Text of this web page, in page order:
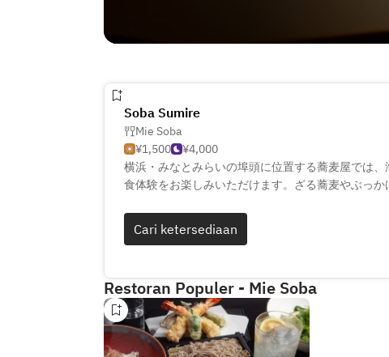
Soba Sumire
Mie Soba
¥1,500
¥4,000
横浜・みなとみらいの埠頭に位置する蕎麦屋では
食体験をお楽しみいただけます。ざる蕎麦やぶっか
さらに、日本酒や焼酎、ワインも豊富に取り揃え、
ます。食事だけでなく、お酒を楽しむ場としても最
Cari ketersediaan
Restoran Populer - Mie Soba